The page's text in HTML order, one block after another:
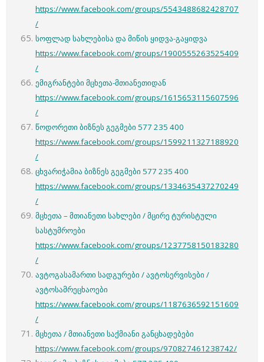
https://www.facebook.com/groups/5543488682428707
/
სოფლად სახლებისა და მიწის ყიდვა-გაყიდვა
https://www.facebook.com/groups/1900555263525409
/
ემიგრანტები მცხეთა-მთიანეთიდან
https://www.facebook.com/groups/1615653115607596
/
წოდორეთი ბიზნეს გეგმები 577 235 400
https://www.facebook.com/groups/1599211327188920
/
ცხვარიჭამია ბიზნეს გეგმები 577 235 400
https://www.facebook.com/groups/1334635437270249
/
მცხეთა – მთიანეთი სახლები / მცირე ტურისტული
სასტუმროები
https://www.facebook.com/groups/1237758150183280
/
ავტოგასამართი სადგურები / ავტოსერვისები /
ავტოსამრეცხაოები
https://www.facebook.com/groups/1187636592151609
/
მცხეთა / მთიანეთი საქმიანი განცხადებები
https://www.facebook.com/groups/970827461238742/